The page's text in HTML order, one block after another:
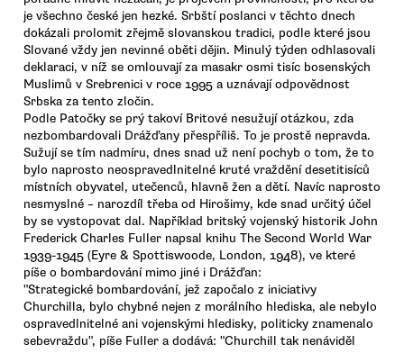
je všechno české jen hezké. Srbští poslanci v těchto dnech
dokázali prolomit zřejmě slovanskou tradici, podle které jsou
Slované vždy jen nevinné oběti dějin. Minulý týden odhlasovali
deklaraci, v níž se omlouvají za masakr osmi tisíc bosenských
Muslimů v Srebrenici v roce 1995 a uznávají odpovědnost
Srbska za tento zločin.
Podle Patočky se prý takoví Britové nesužují otázkou, zda
nezbombardovali Drážďany přespříliš. To je prostě nepravda.
Sužují se tím nadmíru, dnes snad už není pochyb o tom, že to
bylo naprosto neospravedlnitelné kruté vraždění desetitisíců
místních obyvatel, utečenců, hlavně žen a dětí. Navíc naprosto
nesmyslné – narozdíl třeba od Hirošimy, kde snad určitý účel
by se vystopovat dal. Například britský vojenský historik John
Frederick Charles Fuller napsal knihu The Second World War
1939-1945 (Eyre & Spottiswoode, London, 1948), ve které
píše o bombardování mimo jiné i Drážďan:
"Strategické bombardování, jež započalo z iniciativy
Churchilla, bylo chybné nejen z morálního hlediska, ale nebylo
ospravedlnitelné ani vojenskými hledisky, politicky znamenalo
sebevraždu", píše Fuller a dodává: "Churchill tak nenáviděl